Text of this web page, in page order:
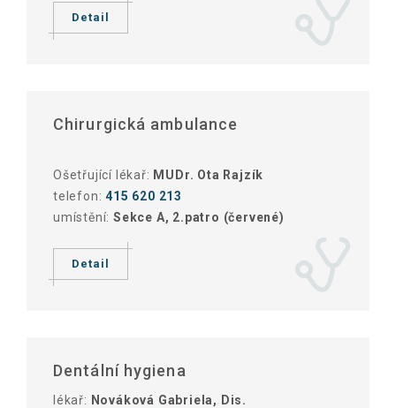
Detail
Chirurgická ambulance
Ošetřující lékař: MUDr. Ota Rajzík
telefon:415 620 213
umístění: Sekce A, 2.patro (červené)
Detail
Dentální hygiena
lékař: Nováková Gabriela, Dis.